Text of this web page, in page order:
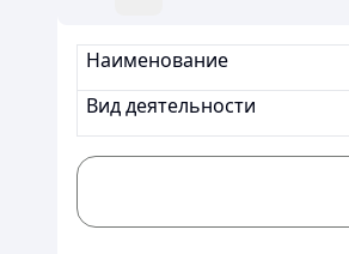
Наименование
Вид деятельности